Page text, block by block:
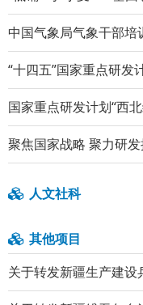
中国气象局气象干部培
人文社科
其他项目